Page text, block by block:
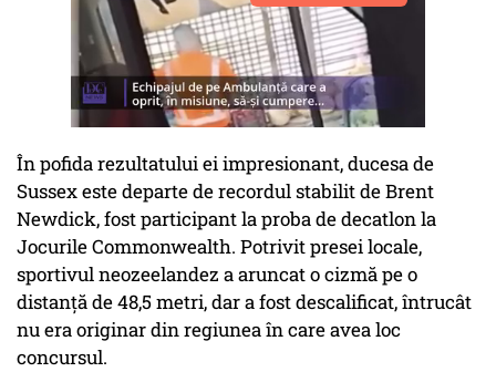
În pofida rezultatului ei impresionant, ducesa de
Sussex este departe de recordul stabilit de Brent
Newdick, fost participant la proba de decatlon la
Jocurile Commonwealth. Potrivit presei locale,
sportivul neozeelandez a aruncat o cizmă pe o
distanţă de 48,5 metri, dar a fost descalificat, întrucât
nu era originar din regiunea în care avea loc
concursul.